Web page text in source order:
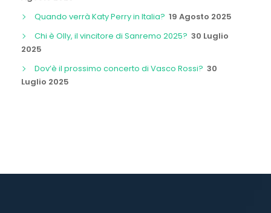
Quando verrà Katy Perry in Italia? 19 Agosto 2025
Chi è Olly, il vincitore di Sanremo 2025? 30 Luglio
2025
Dov’è il prossimo concerto di Vasco Rossi? 30
Luglio 2025